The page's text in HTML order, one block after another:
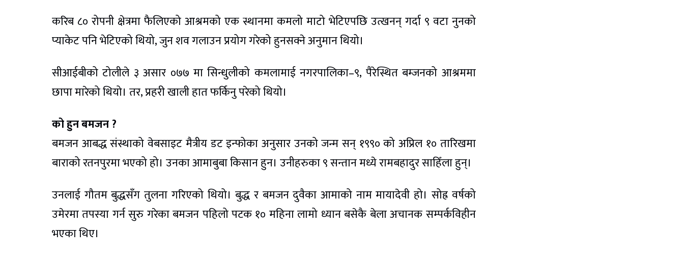
करिब ८० रोपनी क्षेत्रमा फैलिएको आश्रमको एक स्थानमा कमलो माटो भेटिएपछि उत्खनन् गर्दा ९ वटा नुनको
प्याकेट पनि भेटिएको थियो, जुन शव गलाउन प्रयोग गरेको हुनसक्ने अनुमान थियो।
सीआईबीको टोलीले ३ असार ०७७ मा सिन्धुलीको कमलामाई नगरपालिका–९, पैरेस्थित बम्जनको आश्रममा
छापा मारेको थियो। तर, प्रहरी खाली हात फर्किनु परेको थियो।
को हुन बमजन ?
बमजन आबद्ध संस्थाको वेबसाइट मैत्रीय डट इन्फोका अनुसार उनको जन्म सन् १९९० को अप्रिल १० तारिखमा
बाराको रतनपुरमा भएको हो। उनका आमाबुबा किसान हुन। उनीहरुका ९ सन्तान मध्ये रामबहादुर साहिँला हुन्।
उनलाई गौतम बुद्धसँग तुलना गरिएको थियो। बुद्ध र बमजन दुवैका आमाको नाम मायादेवी हो। सोह्र वर्षको
उमेरमा तपस्या गर्न सुरु गरेका बमजन पहिलो पटक १० महिना लामो ध्यान बसेकै बेला अचानक सम्पर्कविहीन
भएका थिए।